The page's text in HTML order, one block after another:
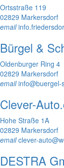
Ortsstraße 119
02829 Markersdorf
email
Bürgel &
Oldenburger Ring 4
02829 Markersdorf
emailinfo@buergel-
Clever-
Hohe Straße 1A
02829 Markersdorf
emailclever-
DESTRA